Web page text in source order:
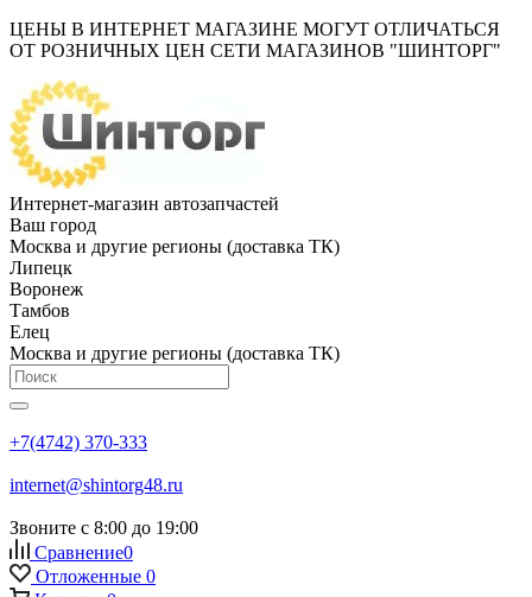
ЦЕНЫ В ИНТЕРНЕТ МАГАЗИНЕ МОГУТ ОТЛИЧАТЬСЯ
ОТ РОЗНИЧНЫХ ЦЕН СЕТИ МАГАЗИНОВ "ШИНТОРГ"
Интернет-магазин автозапчастей
Ваш город
Москва и другие регионы (доставка ТК)
Липецк
Воронеж
Тамбов
Елец
Москва и другие регионы (доставка ТК)
+7(4742) 370-333
internet@shintorg48.ru
Звоните с 8:00 до 19:00
Сравнение0
Отложенные 0